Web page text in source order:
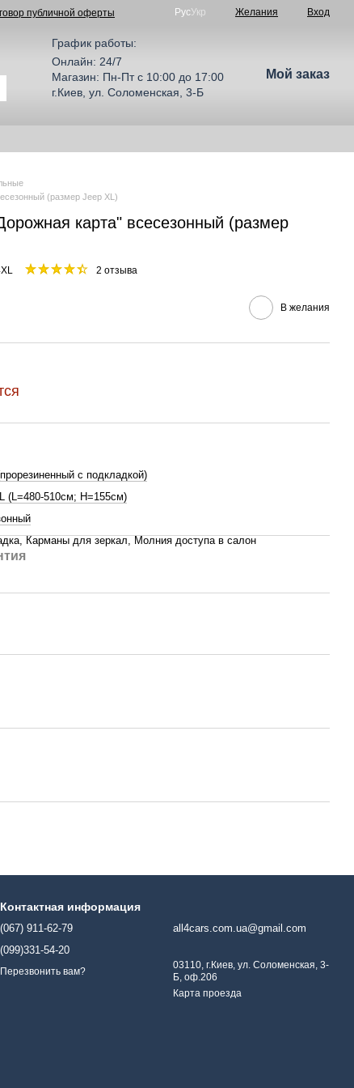
публичной оферты РусУкр Желания Вход
График работы:
Онлайн: 24/7
Магазин: Пн-Пт с 10:00 до 17:00
г.Киев, ул. Соломенская, 3-Б
Мой заказ
(размер Jeep XL)
карта" всесезонный (размер
2 отзыва
В желания
с подкладкой)
(L=480-510см; H=155см)
Карманы для зеркал, Молния доступа в салон
Контактная информация
(067) 911-62-79
(099)331-54-20
Перезвонить вам?
all4cars.com.ua@gmail.com
03110, г.Киев, ул. Соломенская, 3-
Б, оф.206
Карта проезда